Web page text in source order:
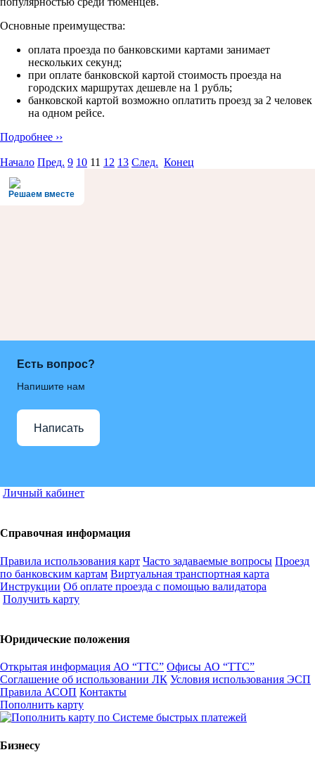
Основные преимущества:
оплата проезда по банковскими картами занимает
нескольких секунд;
при оплате банковской картой стоимость проезда на
городских маршрутах дешевле на 1 рубль;
банковской картой возможно оплатить проезд за 2 человек
на одном рейсе.
Подробнее ››
Начало Пред. 9 10 11 12 13 След. Конец
Решаем вместе
Есть вопрос?
Напишите нам
Написать
Личный кабинет
Справочная информация
Правила использования карт Часто задаваемые вопросы Проезд
по банковским картам Виртуальная транспортная карта
Инструкции Об оплате проезда с помощью валидатора
Получить карту
Юридические положения
Открытая информация АО “ТТС” Офисы АО “ТТС”
Соглашение об использовании ЛК Условия использования ЭСП
Правила АСОП Контакты
Пополнить карту
Бизнесу